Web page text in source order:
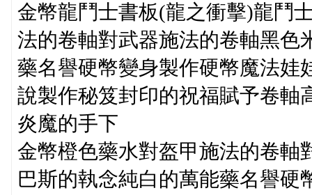
金幣龍鬥士書板(龍之衝擊)龍鬥
法的卷軸對武器施法的卷軸黑色
藥名譽硬幣變身製作硬幣魔法娃
說製作秘笈封印的祝福賦予卷軸
炎魔的手下
金幣橙色藥水對盔甲施法的卷軸
巴斯的執念純白的萬能藥名譽硬